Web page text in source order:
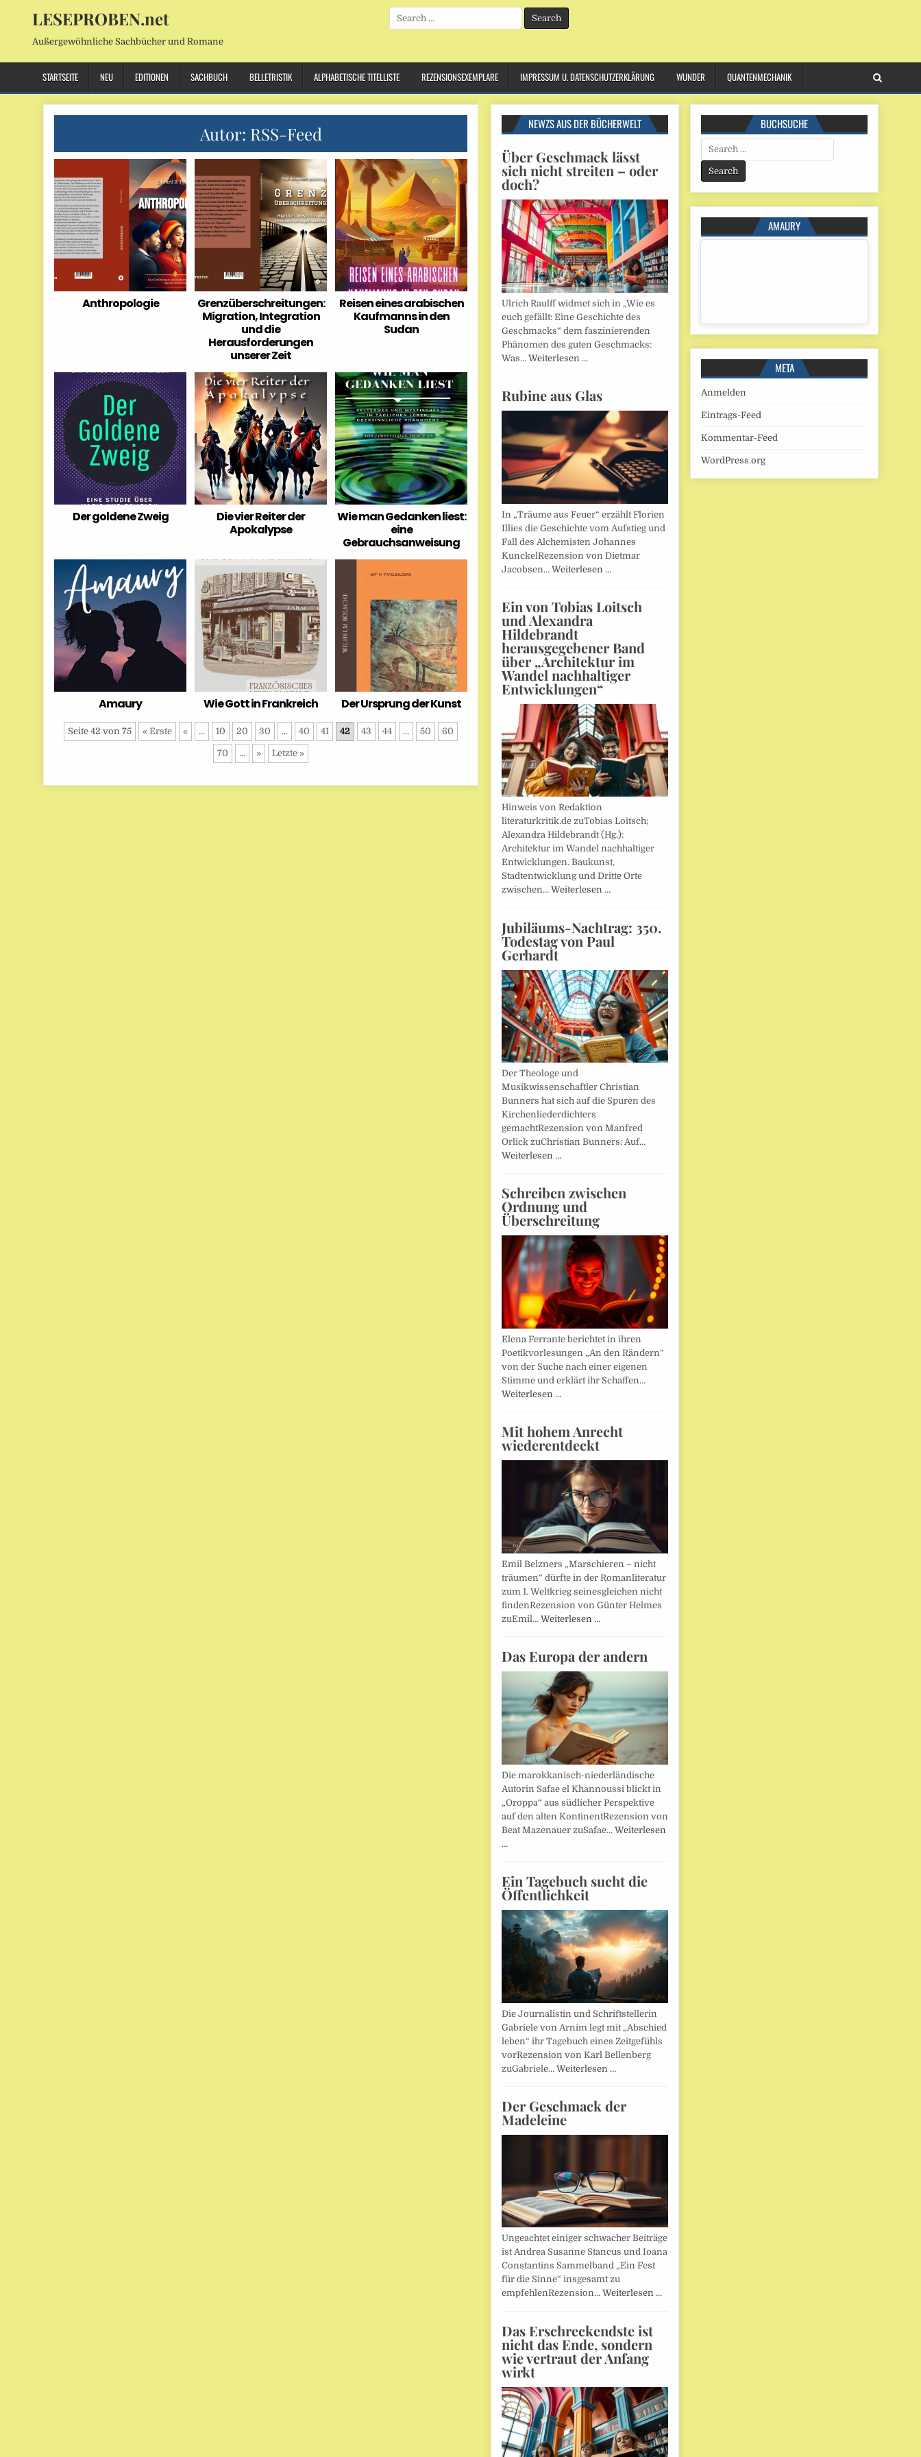
LESEPROBEN.net
Außergewöhnliche Sachbücher und Romane
Search
for:
STARTSEITE NEU EDITIONEN SACHBUCH BELLETRISTIK ALPHABETISCHE TITELLISTE REZENSIONSEXEMPLARE IMPRESSUM U. DATENSCHUTZERKLÄRUNG WUNDER QUANTENMECHANIK
Autor: RSS-Feed
Anthropologie
Grenzüberschreitungen:
Migration, Integration
und die
Herausforderungen
unserer Zeit
Reisen eines arabischen
Kaufmanns in den
Sudan
Der goldene Zweig
Die vier Reiter der
Apokalypse
Wie man Gedanken liest:
eine
Gebrauchsanweisung
Amaury Wie Gott in Frankreich Der Ursprung der Kunst
Seite 42 von 75 « Erste « ... 10 20 30 ... 40 41 42 43 44 ... 50 60
70 ... » Letzte »
NEWZS AUS DER BÜCHERWELT
Über Geschmack lässt
sich nicht streiten – oder
doch?
Ulrich Raulff widmet sich in „Wie es
euch gefällt: Eine Geschichte des
Geschmacks“ dem faszinierenden
Phänomen des guten Geschmacks:
Was… Weiterlesen …
Rubine aus Glas
In „Träume aus Feuer“ erzählt Florien
Illies die Geschichte vom Aufstieg und
Fall des Alchemisten Johannes
KunckelRezension von Dietmar
Jacobsen… Weiterlesen …
Ein von Tobias Loitsch
und Alexandra
Hildebrandt
herausgegebener Band
über „Architektur im
Wandel nachhaltiger
Entwicklungen“
Hinweis von Redaktion
literaturkritik.de zuTobias Loitsch;
Alexandra Hildebrandt (Hg.):
Architektur im Wandel nachhaltiger
Entwicklungen. Baukunst,
Stadtentwicklung und Dritte Orte
zwischen… Weiterlesen …
Jubiläums-Nachtrag: 350.
Todestag von Paul
Gerhardt
Der Theologe und
Musikwissenschaftler Christian
Bunners hat sich auf die Spuren des
Kirchenliederdichters
gemachtRezension von Manfred
Orlick zuChristian Bunners: Auf…
Weiterlesen …
Schreiben zwischen
Ordnung und
Überschreitung
Elena Ferrante berichtet in ihren
Poetikvorlesungen „An den Rändern“
von der Suche nach einer eigenen
Stimme und erklärt ihr Schaffen…
Weiterlesen …
Mit hohem Anrecht
wiederentdeckt
Emil Belzners „Marschieren – nicht
träumen“ dürfte in der Romanliteratur
zum 1. Weltkrieg seinesgleichen nicht
findenRezension von Günter Helmes
zuEmil… Weiterlesen …
Das Europa der andern
Die marokkanisch-niederländische
Autorin Safae el Khannoussi blickt in
„Oroppa“ aus südlicher Perspektive
auf den alten KontinentRezension von
Beat Mazenauer zuSafae… Weiterlesen
…
Ein Tagebuch sucht die
Öffentlichkeit
Die Journalistin und Schriftstellerin
Gabriele von Arnim legt mit „Abschied
leben“ ihr Tagebuch eines Zeitgefühls
vorRezension von Karl Bellenberg
zuGabriele… Weiterlesen …
Der Geschmack der
Madeleine
Ungeachtet einiger schwacher Beiträge
ist Andrea Susanne Stancus und Ioana
Constantins Sammelband „Ein Fest
für die Sinne“ insgesamt zu
empfehlenRezension… Weiterlesen …
Das Erschreckendste ist
nicht das Ende, sondern
wie vertraut der Anfang
wirkt
BUCHSUCHE
Search
for:
AMAURY
META
Anmelden
Eintrags-Feed
Kommentar-Feed
WordPress.org